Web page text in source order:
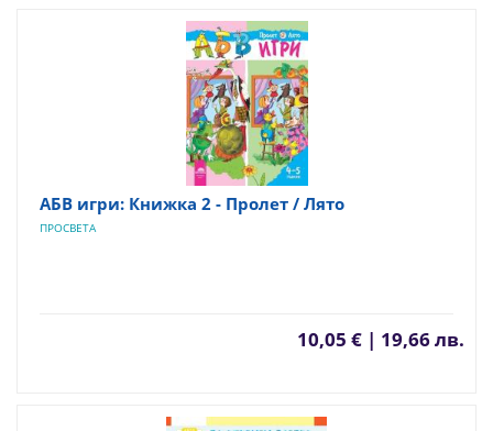
АБВ игри: Книжка 2 - Пролет / Лято
ПРОСВЕТА
10,05 € | 19,66 лв.